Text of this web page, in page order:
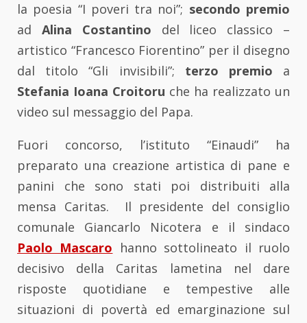
la poesia “I poveri tra noi”; secondo premio
ad Alina Costantino del liceo classico –
artistico “Francesco Fiorentino” per il disegno
dal titolo “Gli invisibili”; terzo premio a
Stefania Ioana Croitoru che ha realizzato un
video sul messaggio del Papa.
Fuori concorso, l’istituto “Einaudi” ha
preparato una creazione artistica di pane e
panini che sono stati poi distribuiti alla
mensa Caritas. Il presidente del consiglio
comunale Giancarlo Nicotera e il sindaco
Paolo Mascaro hanno sottolineato il ruolo
decisivo della Caritas lametina nel dare
risposte quotidiane e tempestive alle
situazioni di povertà ed emarginazione sul